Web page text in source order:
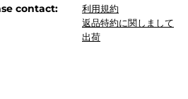
contact:
利用規約
返品特約に関しまして
出荷